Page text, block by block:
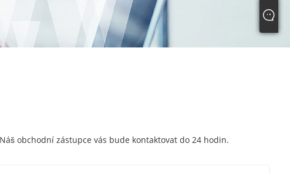
obchodní zástupce vás bude kontaktovat do 24 hodin.